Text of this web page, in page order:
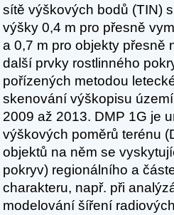
sítě výškových bodů (TIN)
výšky 0,4 m pro přesně
a 0,7 m pro objekty přesně
další prvky rostlinného
pořízených metodou
skenování výškopisu
2009 až 2013. DMP 1G je
výškových poměrů terénu
objektů na něm se
pokryv) regionálního a
charakteru, např. při
modelování šíření